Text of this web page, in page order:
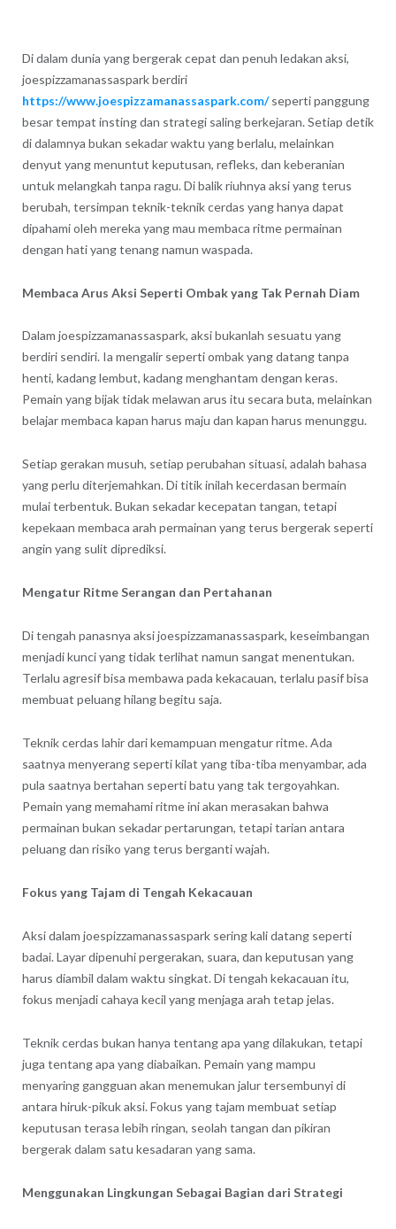
Di dalam dunia yang bergerak cepat dan penuh ledakan aksi,
joespizzamanassasparkberdiri
https://www.joespizzamanassaspark.com/seperti panggung
besar tempat insting dan strategi saling berkejaran. Setiap detik
di dalamnya bukan sekadar waktu yang berlalu, melainkan
denyut yang menuntut keputusan, refleks, dan keberanian
untuk melangkah tanpa ragu. Di balik riuhnya aksi yang terus
berubah, tersimpan teknik-teknik cerdas yang hanya dapat
dipahami oleh mereka yang mau membaca ritme permainan
dengan hati yang tenang namun waspada.
Membaca Arus Aksi Seperti Ombak yang Tak Pernah Diam
Dalam joespizzamanassaspark, aksi bukanlah sesuatu yang
berdiri sendiri. Ia mengalir seperti ombak yang datang tanpa
henti, kadang lembut, kadang menghantam dengan keras.
Pemain yang bijak tidak melawan arus itu secara buta, melainkan
belajar membaca kapan harus maju dan kapan harus menunggu.
Setiap gerakan musuh, setiap perubahan situasi, adalah bahasa
yang perlu diterjemahkan. Di titik inilah kecerdasan bermain
mulai terbentuk. Bukan sekadar kecepatan tangan, tetapi
kepekaan membaca arah permainan yang terus bergerak seperti
angin yang sulit diprediksi.
Mengatur Ritme Serangan dan Pertahanan
Di tengah panasnya aksijoespizzamanassaspark, keseimbangan
menjadi kunci yang tidak terlihat namun sangat menentukan.
Terlalu agresif bisa membawa pada kekacauan, terlalu pasif bisa
membuat peluang hilang begitu saja.
Teknik cerdas lahir dari kemampuan mengatur ritme. Ada
saatnya menyerang seperti kilat yang tiba-tiba menyambar, ada
pula saatnya bertahan seperti batu yang tak tergoyahkan.
Pemain yang memahami ritme ini akan merasakan bahwa
permainan bukan sekadar pertarungan, tetapi tarian antara
peluang dan risiko yang terus berganti wajah.
Fokus yang Tajam di Tengah Kekacauan
Aksi dalam joespizzamanassasparksering kali datang seperti
badai. Layar dipenuhi pergerakan, suara, dan keputusan yang
harus diambil dalam waktu singkat. Di tengah kekacauan itu,
fokus menjadi cahaya kecil yang menjaga arah tetap jelas.
Teknik cerdas bukan hanya tentang apa yang dilakukan, tetapi
juga tentang apa yang diabaikan. Pemain yang mampu
menyaring gangguan akan menemukan jalur tersembunyi di
antara hiruk-pikuk aksi. Fokus yang tajam membuat setiap
keputusan terasa lebih ringan, seolah tangan dan pikiran
bergerak dalam satu kesadaran yang sama.
Menggunakan Lingkungan Sebagai Bagian dari Strategi